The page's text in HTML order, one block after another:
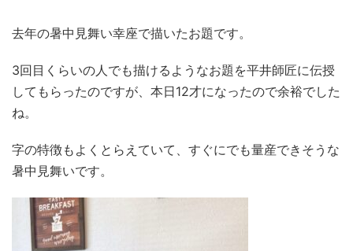
去年の暑中見舞い幸座で描いたお題です。
3回目くらいの人でも描けるようなお題を平井師匠に伝授
してもらったのですが、本日12才になったので余裕でした
ね。
字の特徴もよくとらえていて、すぐにでも量産できそうな
暑中見舞いです。